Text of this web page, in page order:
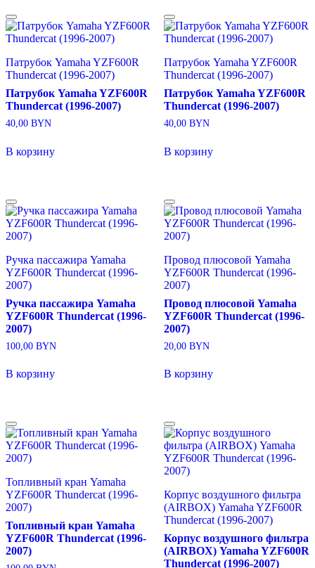
Патрубок Yamaha YZF600R
Thundercat (1996-2007)
Патрубок Yamaha YZF600R
Thundercat (1996-2007)
40,00 BYN
В корзину
Патрубок Yamaha YZF600R
Thundercat (1996-2007)
Патрубок Yamaha YZF600R
Thundercat (1996-2007)
40,00 BYN
В корзину
Ручка пассажира Yamaha
YZF600R Thundercat (1996-
2007)
Ручка пассажира Yamaha
YZF600R Thundercat (1996-
2007)
100,00 BYN
В корзину
Провод плюсовой Yamaha
YZF600R Thundercat (1996-
2007)
Провод плюсовой Yamaha
YZF600R Thundercat (1996-
2007)
20,00 BYN
В корзину
Топливный кран Yamaha
YZF600R Thundercat (1996-
2007)
Топливный кран Yamaha
YZF600R Thundercat (1996-
2007)
Корпус воздушного фильтра
(AIRBOX) Yamaha YZF600R
Thundercat (1996-2007)
Корпус воздушного фильтра
(AIRBOX) Yamaha YZF600R
Thundercat (1996-2007)